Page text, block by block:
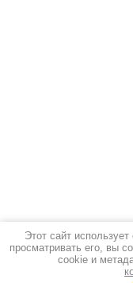
Этот сайт
просматривать его, вы
cookie и